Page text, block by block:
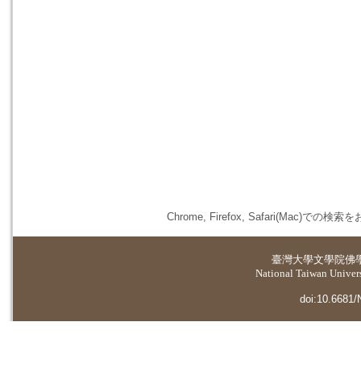
Chrome, Firefox, Safari(Mac)での検索を
臺灣大學文學院佛
National Taiwan
doi:10.6681/